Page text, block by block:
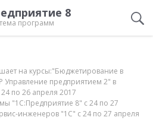
8
программ
на курсы:"Бюджетирование в
Управление предприятием 2" в
по 26 апреля 2017
"1С:Предприятие 8" с 24 по 27
инженеров "1С" с 24 по 27 апреля